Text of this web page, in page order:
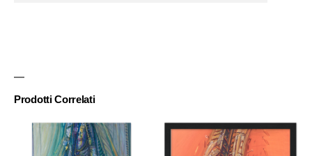
Prodotti Correlati